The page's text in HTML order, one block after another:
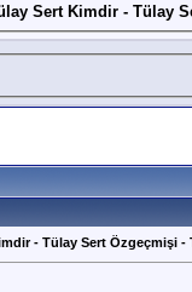
Sert Kimdir - Tülay
- Tülay Sert Özgeçmişi -